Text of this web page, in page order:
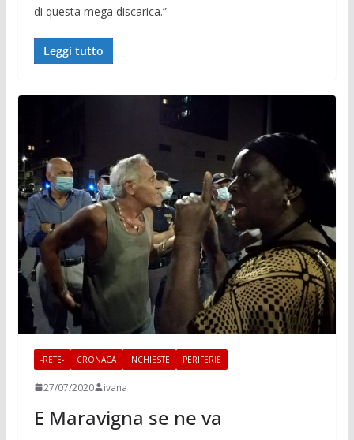
di questa mega discarica.”
Leggi tutto
-RETE- CRONACA INCHIESTE PERIFERIE
27/07/2020 ivana
E Maravigna se ne va